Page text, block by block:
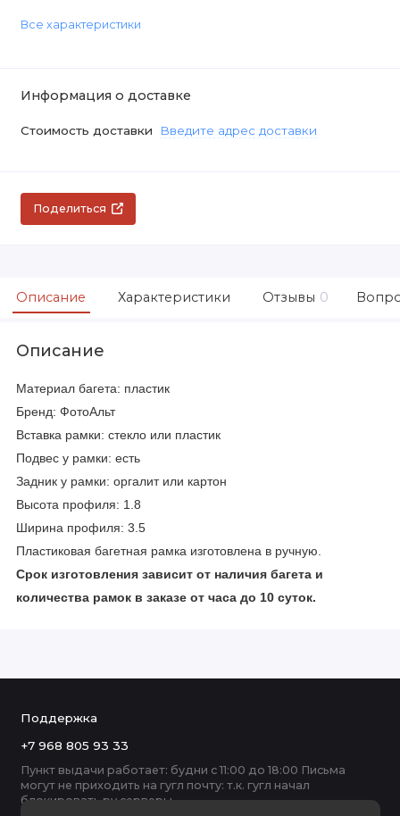
Все характеристики
Информация о доставке
Стоимость доставки Введите адрес доставки
Поделиться
Описание Характеристики Отзывы 0
Описание
Материал багета: пластик
Бренд: ФотоАльт
Вставка рамки: стекло или пластик
Подвес у рамки: есть
Задник у рамки: оргалит или картон
Высота профиля: 1.8
Ширина профиля: 3.5
Пластиковая багетная рамка изготовлена в ручную.
Срок изготовления зависит от наличия багета и
количества рамок в заказе от часа до 10 суток.
Поддержка
+7 968 805 93 33
Пункт выдачи работает: будни с 11:00 до 18:00 Письма
могут не приходить на гугл почту: т.к. гугл начал
блокировать ру серверы